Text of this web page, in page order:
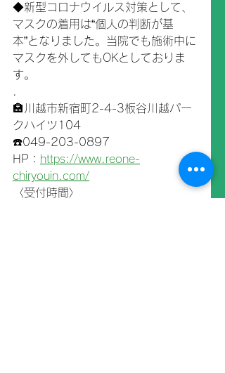
◆新型コロナウイルス対策として、
マスクの着用は“個人の判断が基
本”となりました。当院でも施術中に
マスクを外してもOKとしておりま
す。
🏣川越市新宿町2-4-3板谷川越パー
クハイツ104
☎️049-203-0897
HP： https://www.reone-
chiryouin.com/
〈受付時間〉